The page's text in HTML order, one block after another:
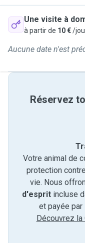
Une visite à
à partir de 10 €/
Aucune date n'est
Réservez
Votre animal de
protection
vie. Nous
d'esprit incluse
et payée
Découvrez